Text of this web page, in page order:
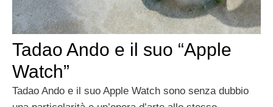
Tadao Ando e il suo “Apple
Watch”
Tadao Ando e il suo Apple Watch sono senza dubbio